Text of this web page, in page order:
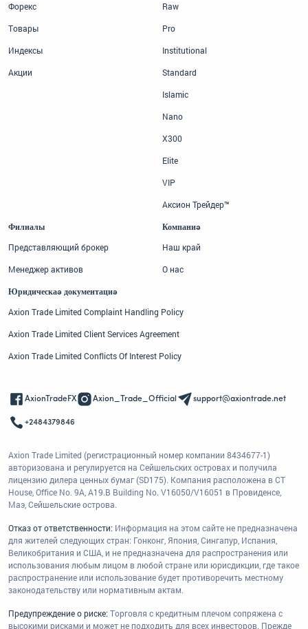
Форекс
Товары
Индексы
Акции
Raw
Pro
Institutional
Standard
Islamic
Nano
X300
Elite
VIP
Аксион Трейдер™
Филиалы
Представляющий брокер
Менеджер активов
Компания
Наш край
О нас
Юридическая документация
Axion Trade Limited Complaint Handling Policy
Axion Trade Limited Client Services Agreement
Axion Trade Limited Conflicts Of Interest Policy
AxionTradeFX Axion_Trade_Official support@axiontrade.net
+2484379846
Axion Trade Limited (регистрационный номер компании 8434677-1)
авторизована и регулируется на Сейшельских островах и получила
лицензию дилера ценных бумаг (SD175). Компания расположена в CT
House, Office No. 9A, A19.B Building No. V16050/V16051 в Провиденсе,
Маэ, Сейшельские острова.
Отказ от ответственности: Информация на этом сайте не предназначена
для жителей следующих стран: Гонконг, Япония, Сингапур, Испания,
Великобритания и США, и не предназначена для распространения или
использования любым лицом в любой стране или юрисдикции, где такое
распространение или использование будет противоречить местному
законодательству или нормативным актам.
Предупреждение о риске: Торговля с кредитным плечом сопряжена с
высокими рисками и может не подходить для всех инвесторов. Прежде